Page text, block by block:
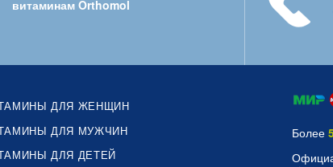
витаминам Orthomol
ДЛЯ ЖЕНЩИН
ДЛЯ МУЖЧИН
ДЛЯ ДЕТЕЙ
Более